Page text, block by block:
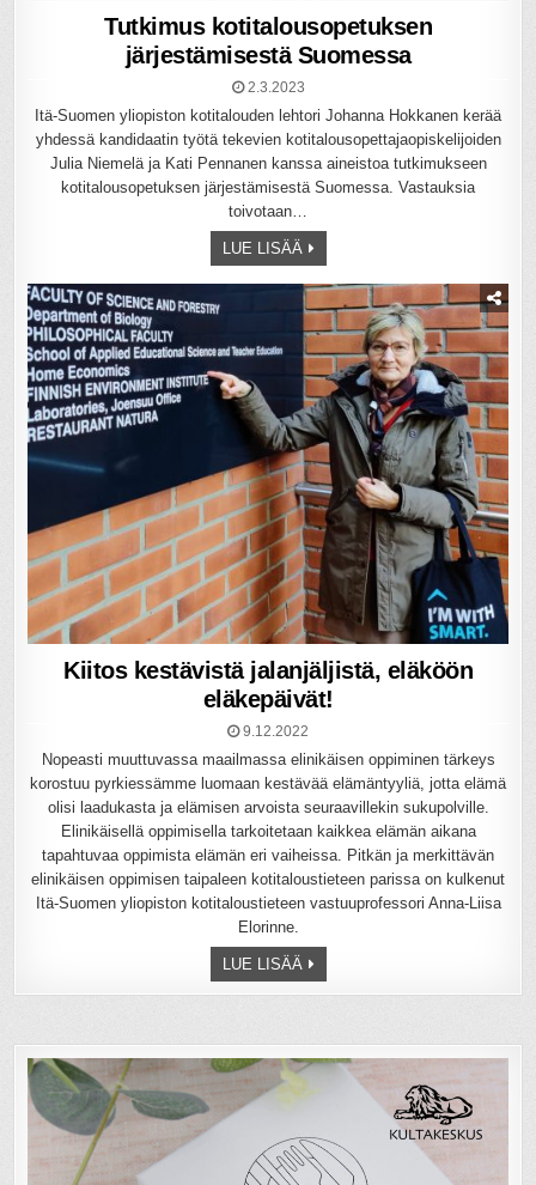
Tutkimus kotitalousopetuksen
järjestämisestä Suomessa
2.3.2023
Itä-Suomen yliopiston kotitalouden lehtori Johanna Hokkanen kerää
yhdessä kandidaatin työtä tekevien kotitalousopettajaopiskelijoiden
Julia Niemelä ja Kati Pennanen kanssa aineistoa tutkimukseen
kotitalousopetuksen järjestämisestä Suomessa. Vastauksia
toivotaan…
LUE LISÄÄ
Kiitos kestävistä jalanjäljistä, eläköön
eläkepäivät!
9.12.2022
Nopeasti muuttuvassa maailmassa elinikäisen oppiminen tärkeys
korostuu pyrkiessämme luomaan kestävää elämäntyyliä, jotta elämä
olisi laadukasta ja elämisen arvoista seuraavillekin sukupolville.
Elinikäisellä oppimisella tarkoitetaan kaikkea elämän aikana
tapahtuvaa oppimista elämän eri vaiheissa. Pitkän ja merkittävän
elinikäisen oppimisen taipaleen kotitaloustieteen parissa on kulkenut
Itä-Suomen yliopiston kotitaloustieteen vastuuprofessori Anna-Liisa
Elorinne.
LUE LISÄÄ